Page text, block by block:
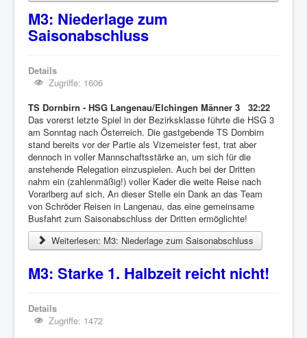
M3: Niederlage zum
Saisonabschluss
Details
Zugriffe: 1606
TS Dornbirn - HSG Langenau/Elchingen Männer 3 32:22
Das vorerst letzte Spiel in der Bezirksklasse führte die HSG 3
am Sonntag nach Österreich. Die gastgebende TS Dornbirn
stand bereits vor der Partie als Vizemeister fest, trat aber
dennoch in voller Mannschaftsstärke an, um sich für die
anstehende Relegation einzuspielen. Auch bei der Dritten
nahm ein (zahlenmäßig!) voller Kader die weite Reise nach
Vorarlberg auf sich. An dieser Stelle ein Dank an das Team
von Schröder Reisen in Langenau, das eine gemeinsame
Busfahrt zum Saisonabschluss der Dritten ermöglichte!
Weiterlesen: M3: Niederlage zum Saisonabschluss
M3: Starke 1. Halbzeit reicht nicht!
Details
Zugriffe: 1472